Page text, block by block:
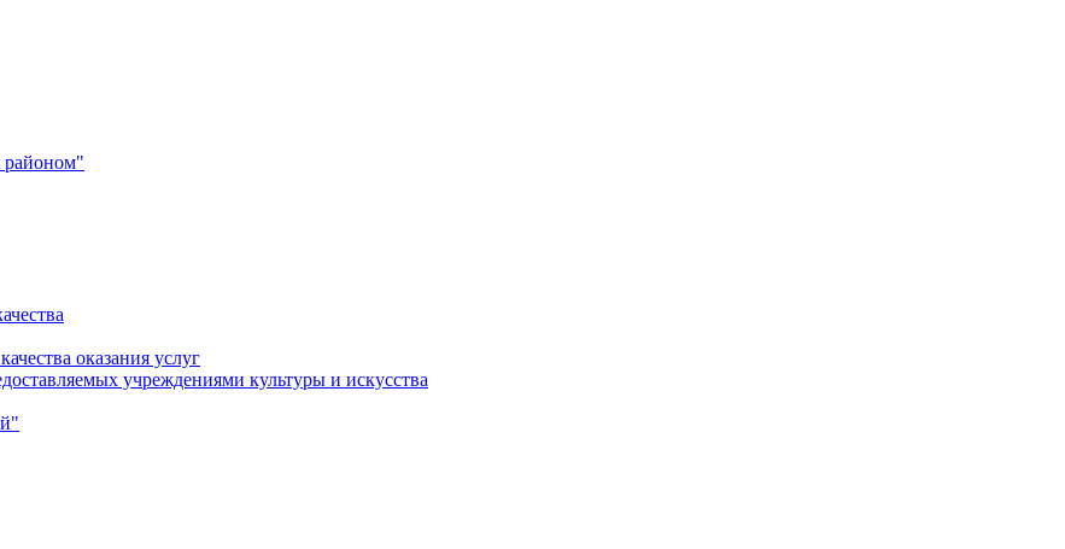
районом"
оказания услуг
учреждениями культуры и искусства